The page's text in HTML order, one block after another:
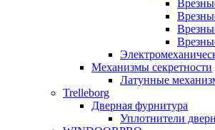
Механизмы секретности
Латунные
Trelleborg
Дверная фурнитура
Уплотнители